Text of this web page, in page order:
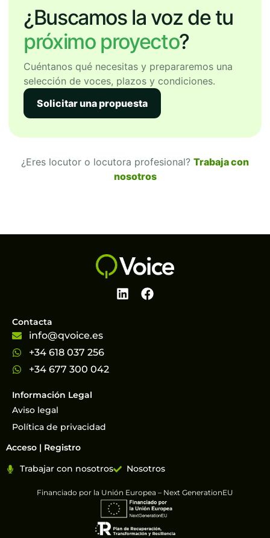
¿Buscamos la voz de tu
próximo proyecto?
Cuéntanos qué necesitas y prepararemos una
selección de voces, plazos y condiciones.
Solicitar una propuesta
¿Eres locutor o locutora profesional? Trabaja con
nosotros
Información Legal
Aviso legal
Política de privacidad
Contacta
info@qvoice.es
+34 618 037 256
+34 677 300 042
Acceso | Registro
Trabajar con nosotros
Nosotros
Financiado por la Unión Europea – Next GenerationEU